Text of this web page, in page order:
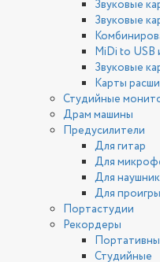
Звуковые
Звуковые
MiDi to
Звуковые
Карты
Студийные
Драм машины
Предусилители
Для гитар
Для
Для
Для
Портастудии
Рекордеры
Студийные